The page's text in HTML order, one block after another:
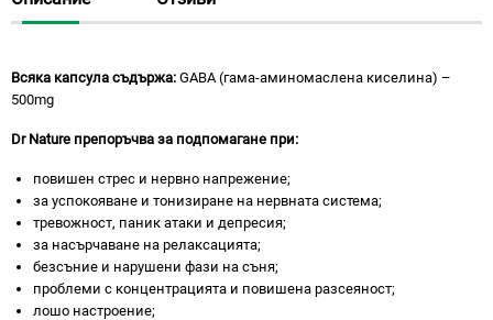
Всяка капсула съдържа: GABA (гама-аминомаслена киселина) –
500mg
Dr Nаture препоръчва за подпомагане при:
повишен стрес и нервно напрежение;
за успокояване и тонизиране на нервната система;
тревожност, паник атаки и депресия;
за насърчаване на релаксацията;
безсъние и нарушени фази на съня;
проблеми с концентрацията и повишена разсеяност;
лошо настроение;